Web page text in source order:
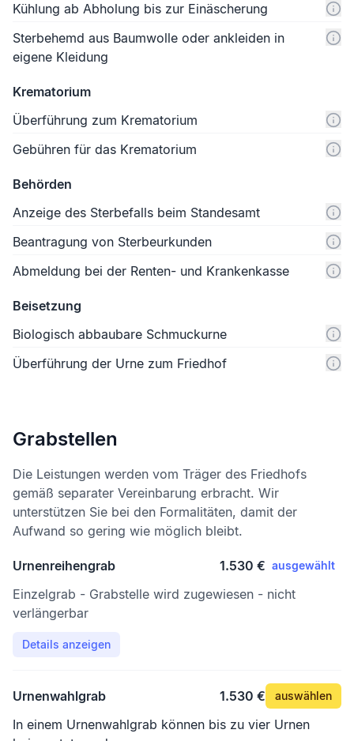
Kühlung ab Abholung bis zur Einäscherung
Sterbehemd aus Baumwolle oder ankleiden in
eigene Kleidung
Krematorium
Überführung zum Krematorium
Gebühren für das Krematorium
Behörden
Anzeige des Sterbefalls beim Standesamt
Beantragung von Sterbeurkunden
Abmeldung bei der Renten- und Krankenkasse
Beisetzung
Biologisch abbaubare Schmuckurne
Überführung der Urne zum Friedhof
Grabstellen
Die Leistungen werden vom Träger des Friedhofs
gemäß separater Vereinbarung erbracht. Wir
unterstützen Sie bei den Formalitäten, damit der
Aufwand so gering wie möglich bleibt.
Urnenreihengrab 1.530 € ausgewählt
Einzelgrab - Grabstelle wird zugewiesen - nicht
verlängerbar
Details anzeigen
Urnenwahlgrab 1.530 € auswählen
In einem Urnenwahlgrab können bis zu vier Urnen